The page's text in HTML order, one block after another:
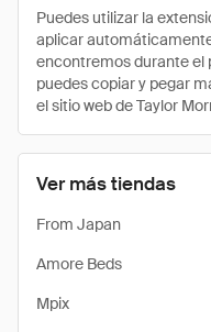
Ver más tiendas
From Japan
Amore Beds
Mpix
Puedes utilizar la
aplicar
encontremos durante el
puedes copiar y pegar
el sitio web de Taylor